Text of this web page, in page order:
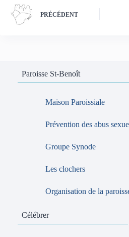
PRÉCÉDENT
Paroisse St-Benoît
Maison Paroissiale
Prévention des abus
Groupe Synode
Les clochers
Organisation de la
Célébrer